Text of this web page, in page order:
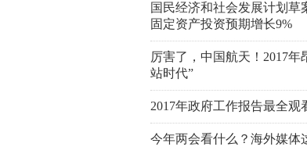
国民经济和社会发展计划草
固定资产投资预期增长9%
厉害了，中国航天！2017年
站时代”
2017年政府工作报告最全观
今年两会看什么？海外媒体